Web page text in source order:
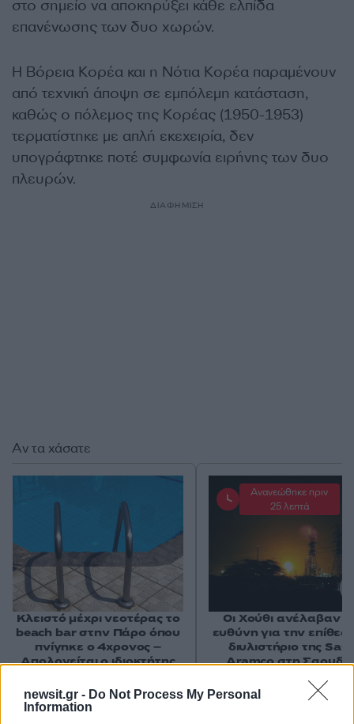
newsit.gr - Do Not Process My Personal
Information
στο σημείο να αποκηρύξει κάθε ελπίδα
επανένωσης των δυο χωρών.
Η Βόρεια Κορέα και η Νότια Κορέα παραμένουν
από τεχνική άποψη σε εμπόλεμη κατάσταση,
καθώς ο πόλεμος της Κορέας (1950-1953)
τερματίστηκε με απλή εκεχειρία, δεν
υπογράφτηκε ποτέ συμφωνία ειρήνης των δυο
πλευρών.
ΔΙΑΦΗΜΙΣΗ
Αν τα χάσατε
Κλειστό μέχρι νεοτέρας το
beach bar στην Πάρο όπου
πνίγηκε ο 4χρονος –
Απολογείται ο ιδιοκτήτης
ναυαγοσώστης
Ανανεώθηκε πριν
25 λεπτά
Οι Χούθι ανέλαβαν
ευθύνη για την
διυλιστήριο της
Aramco στη